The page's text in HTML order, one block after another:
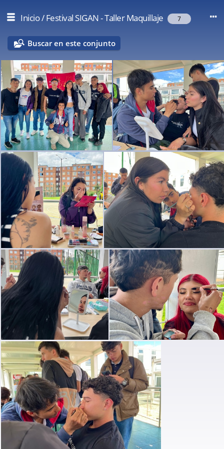
Inicio/Festival SIGAN - Taller Maquillaje 7
Buscar en este conjunto